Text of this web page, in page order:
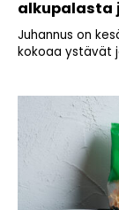
alkupalasta
Juhannus on
kokoaa ystävät